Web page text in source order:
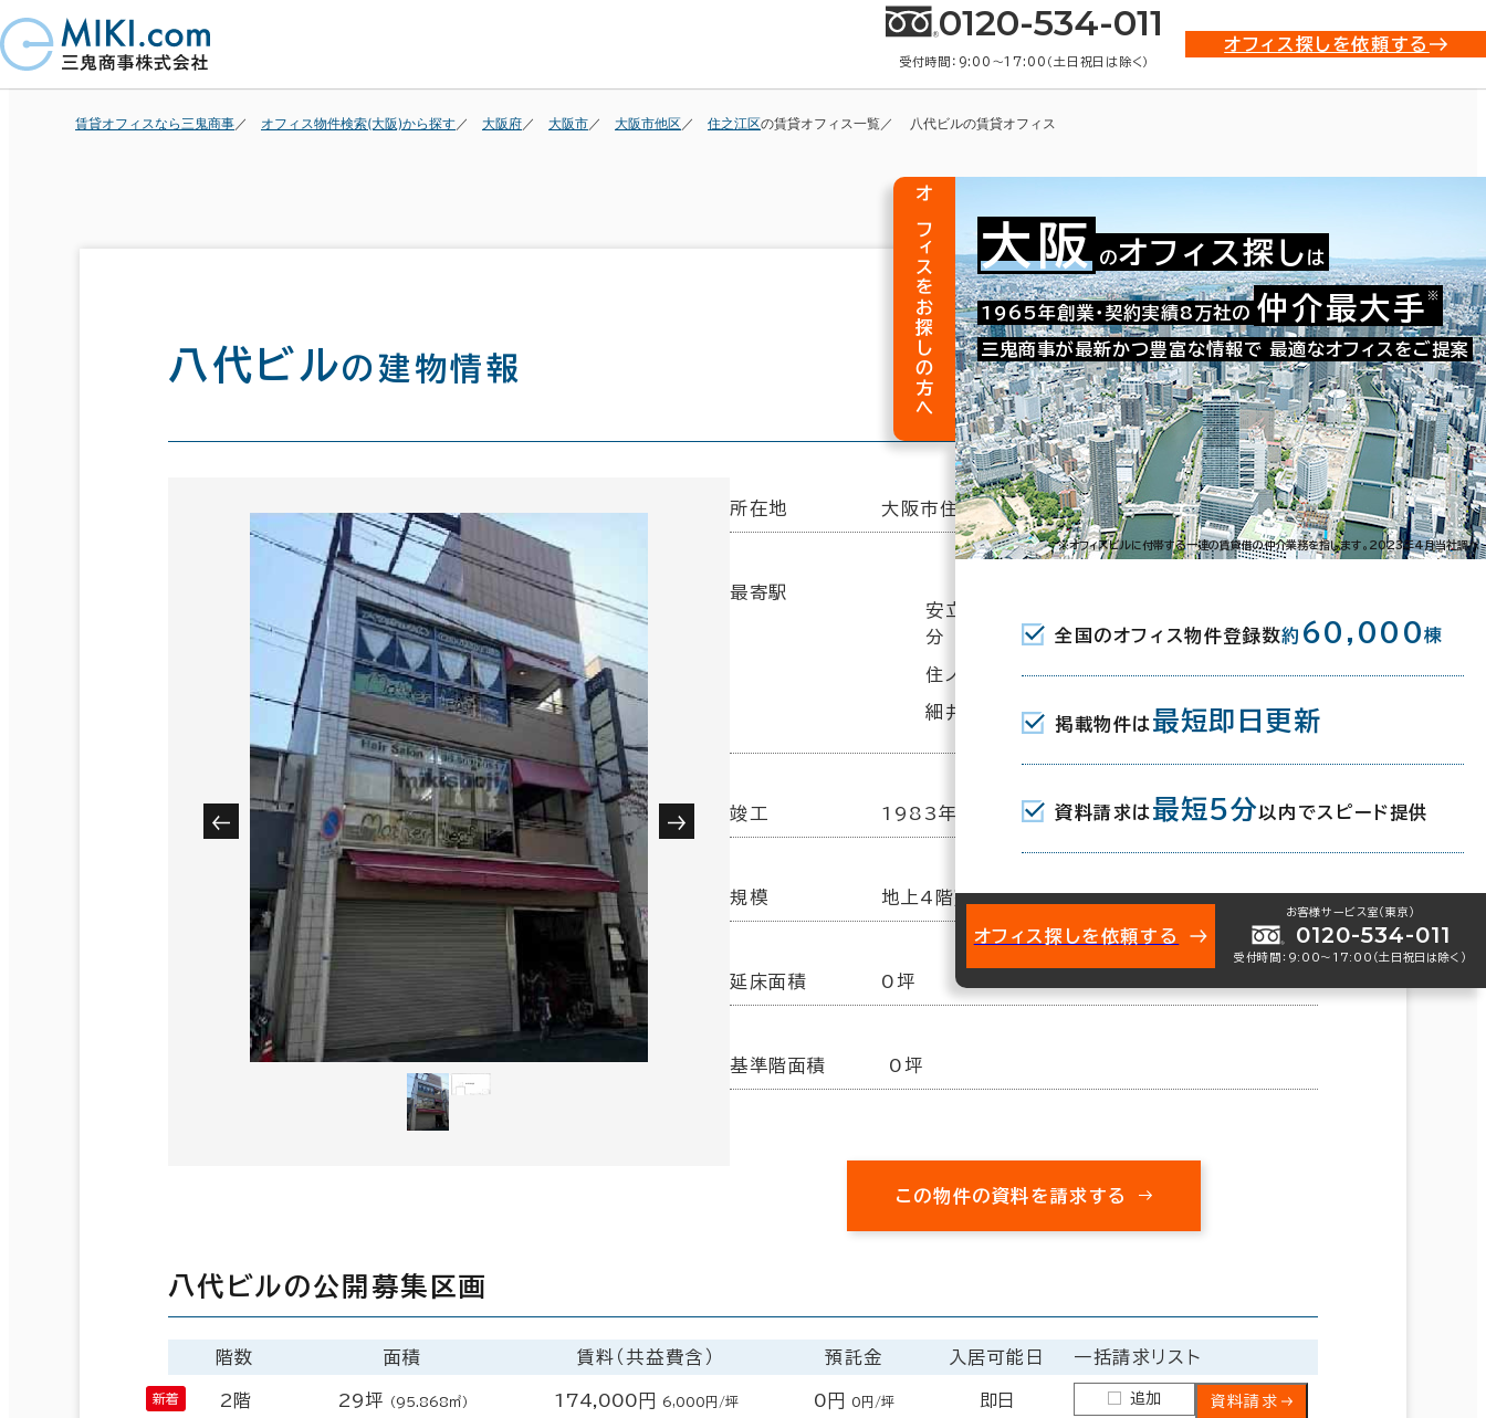
0120-534-011
受付時間：9:00〜17:00（土日祝日は除く）
オフィス探しを依頼する
賃貸オフィスなら三鬼商事 オフィス物件検索(大阪)から探す 大阪府 大阪市 大阪市他区 住之江区の賃貸オフィス一覧 八代ビルの賃貸オフィス
八代ビルの建物情報
お問い合わせ番号：009-43325
所在地 大阪市住之江区安立1-14-16
最寄駅
安立町駅(阪堺電気軌道阪堺線) 出入口1 5
分
住ノ江駅(南海本線) 東出口 5分
細井川駅(阪堺電気軌道阪堺線) 7分
竣工 1983年12月
規模 地上4階建
延床面積 0坪
基準階面積 0坪
この物件の資料を請求する
八代ビルの公開募集区画
階数 面積 賃料（共益費含） 預託金 入居可能日 一括請求リスト
2階 29坪 （95.868㎡） 174,000円 6,000円/坪 0円 0円/坪 即日 追加 資料請求
オフィスをお探しの方へ 大阪 のオフィス探し は
1965年創業・契約実績8万社の 仲介最大手 ※
三鬼商事が最新かつ豊富な情報で 最適なオフィスをご提案
※オフィスビルに付帯する一連の賃貸借の仲介業務を指します。2023年4月当社調べ
全国のオフィス物件登録数約 60,000棟
掲載物件は 最短即日更新
資料請求は 最短5分 以内でスピード提供
オフィス探しを依頼する
お客様サービス室（東京）
0120-534-011
受付時間：9:00〜17:00（土日祝日は除く）